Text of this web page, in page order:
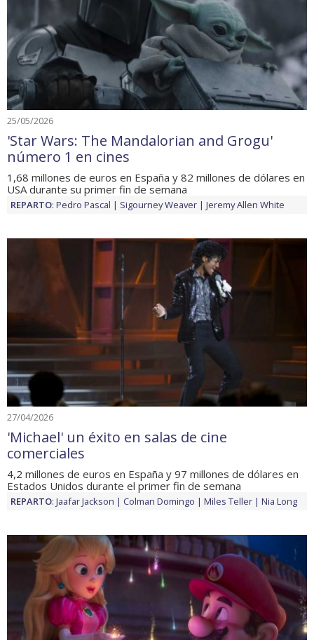
25/05/2026
'Star Wars: The Mandalorian and Grogu'
número 1 en cines
1,68 millones de euros en España y 82 millones de dólares en
USA durante su primer fin de semana
REPARTO: Pedro Pascal Sigourney Weaver Jeremy Allen White
27/04/2026
'Michael' un éxito en salas de cine
comerciales
4,2 millones de euros en España y 97 millones de dólares en
Estados Unidos durante el primer fin de semana
REPARTO: Jaafar Jackson Colman Domingo Miles Teller Nia Long